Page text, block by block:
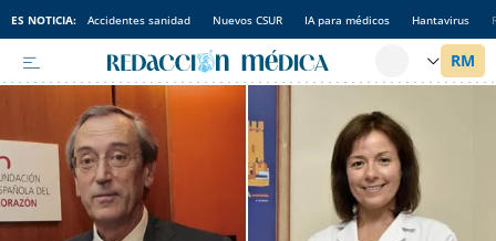
ES NOTICIA: Accidentes sanidad Nuevos CSUR IA para médicos Hantavirus